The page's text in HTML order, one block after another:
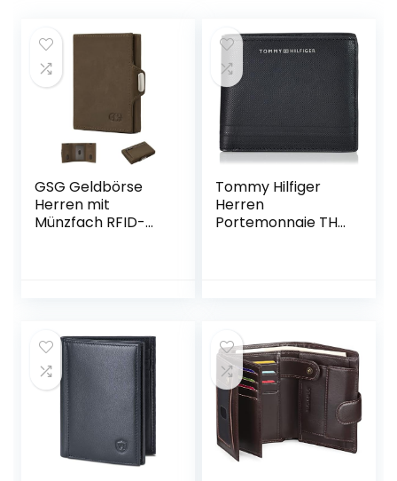
GSG Geldbörse
Herren mit
Münzfach RFID-
Geldbeutel Braun
Tommy Hilfiger
Herren
Portemonnaie TH